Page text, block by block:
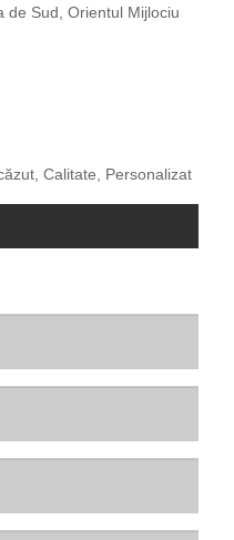
de Sud, Orientul Mijlociu
Calitate, Personalizat